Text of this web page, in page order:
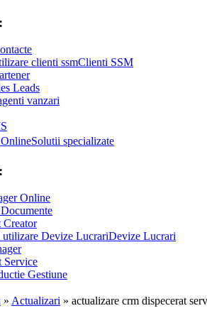
Clienti SSM
Leads
vanzari
Solutii specializate
Online
Creator
Devize Lucrari
Service
Gestiune
» Actualizari » actualizare crm dispecerat